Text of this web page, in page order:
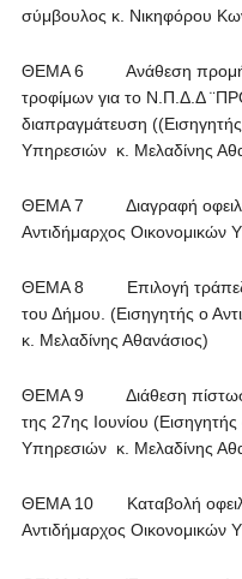
σύμβουλος κ. Νικηφόρου
ΘΕΜΑ 6 Ανάθεση
τροφίμων για το Ν.Π.Δ.Δ
διαπραγμάτευση
Υπηρεσιών κ. Μελαδίνης
ΘΕΜΑ 7 Διαγραφή οφειλής
Αντιδήμαρχος Οικονομικών
ΘΕΜΑ 8 Επιλογή τράπεζας
του Δήμου. (Εισηγητής ο
κ. Μελαδίνης Αθανάσιος)
ΘΕΜΑ 9 Διάθεση πίστωσης
της 27ης Ιουνίου
Υπηρεσιών κ. Μελαδίνης
ΘΕΜΑ 10 Καταβολή
Αντιδήμαρχος Οικονομικών